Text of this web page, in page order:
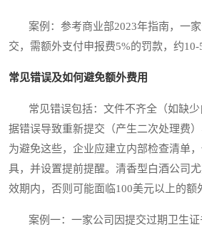
案例：参考商业部2023年指南，一家
交，需额外支付申报费5%的罚款，约10-
常见错误及如何避免额外费用
常见错误包括：文件不齐全（如缺少
据错误导致重新提交（产生二次处理费）
为避免这些，企业应建立内部检查清单
具，并设置提前提醒。清香型白酒公司
效期内，否则可能面临100美元以上的额
案例一：一家公司因提交过期卫生证